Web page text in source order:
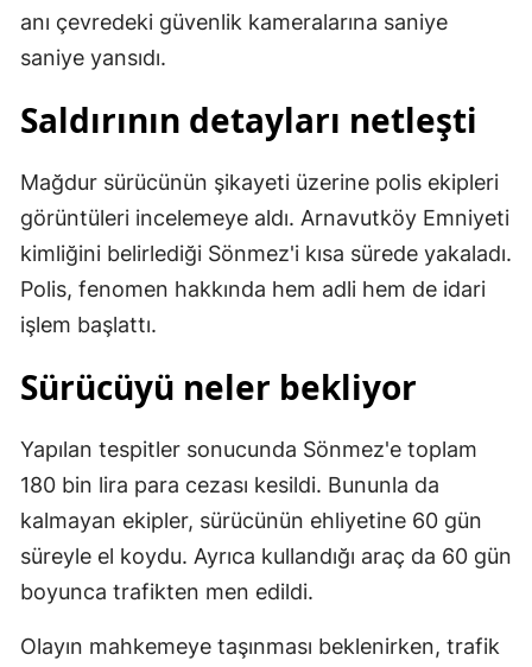
anı çevredeki güvenlik kameralarına saniye
saniye yansıdı.
Saldırının detayları netleşti
Mağdur sürücünün şikayeti üzerine polis ekipleri
görüntüleri incelemeye aldı. Arnavutköy Emniyeti
kimliğini belirlediği Sönmez'i kısa sürede yakaladı.
Polis, fenomen hakkında hem adli hem de idari
işlem başlattı.
Sürücüyü neler bekliyor
Yapılan tespitler sonucunda Sönmez'e toplam
180 bin lira para cezası kesildi. Bununla da
kalmayan ekipler, sürücünün ehliyetine 60 gün
süreyle el koydu. Ayrıca kullandığı araç da 60 gün
boyunca trafikten men edildi.
Olayın mahkemeye taşınması beklenirken, trafik